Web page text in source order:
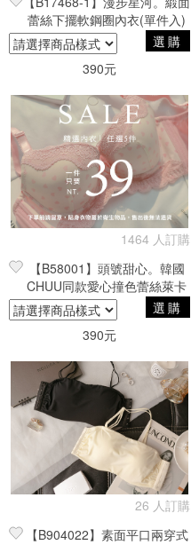
蕾絲下擺軟鋼圈內衣(單件入)
選購
390元
1464 人訂購
【B58001】頭號甜心。韓國
CHUU同款愛心撞色蕾絲萊卡
彈力內衣(單件入)。粉選購
390元
26 人訂購
【B904022】素面平口兩穿式